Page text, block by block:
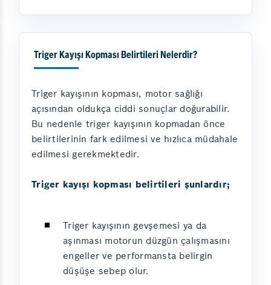
Triger Kayışı Kopması Belirtileri Nelerdir?
Triger kayışının kopması, motor sağlığı
açısından oldukça ciddi sonuçlar doğurabilir.
Bu nedenle triger kayışının kopmadan önce
belirtilerinin fark edilmesi ve hızlıca müdahale
edilmesi gerekmektedir.
Triger kayışı kopması belirtileri şunlardır;
Triger kayışının gevşemesi ya da
aşınması motorun düzgün çalışmasını
engeller ve performansta belirgin
düşüşe sebep olur.